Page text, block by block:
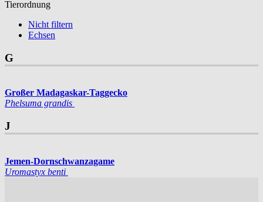
Tierordnung
Nicht filtern
Echsen
G
Großer Madagaskar-Taggecko
Phelsuma grandis
J
Jemen-Dornschwanzagame
Uromastyx benti